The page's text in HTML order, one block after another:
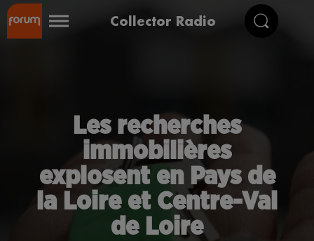
Collector Radio
Les recherches
immobilières
explosent en Pays de
la Loire et Centre-Val
de Loire